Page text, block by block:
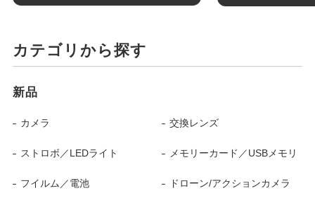
カテゴリから探す
新品
カメラ 交換レンズ
ストロボ／LEDライト メモリーカード／USBメモリ
フイルム／電池 ドローン/アクションカメラ